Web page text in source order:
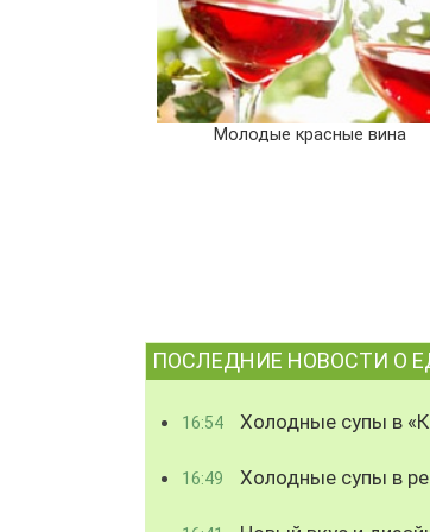
Молодые красные вина
ПОСЛЕДНИЕ НОВОСТИ О
16:54 Холодные супы в
16:49 Холодные супы в